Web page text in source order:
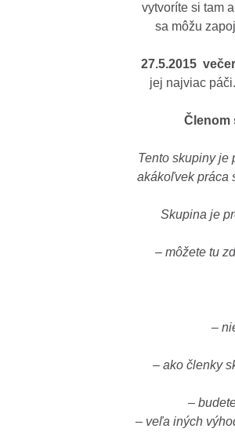
vytvoríte si tam
sa môžu
27.5.2015 večer
jej najviac
Členom
Tento skupiny je
akákoľvek práca
Skupina je
– môžete tu
–
– ako členky
–
– veľa iných